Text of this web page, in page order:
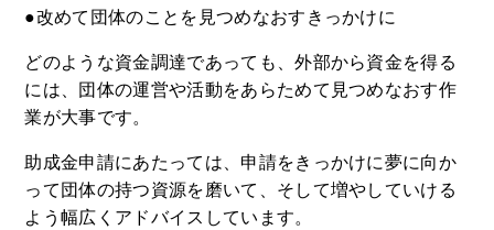
●改めて団体のことを見つめなおすきっかけに
どのような資金調達であっても、外部から資金を得る
には、団体の運営や活動をあらためて見つめなおす作
業が大事です。
助成金申請にあたっては、申請をきっかけに夢に向か
って団体の持つ資源を磨いて、そして増やしていける
よう幅広くアドバイスしています。